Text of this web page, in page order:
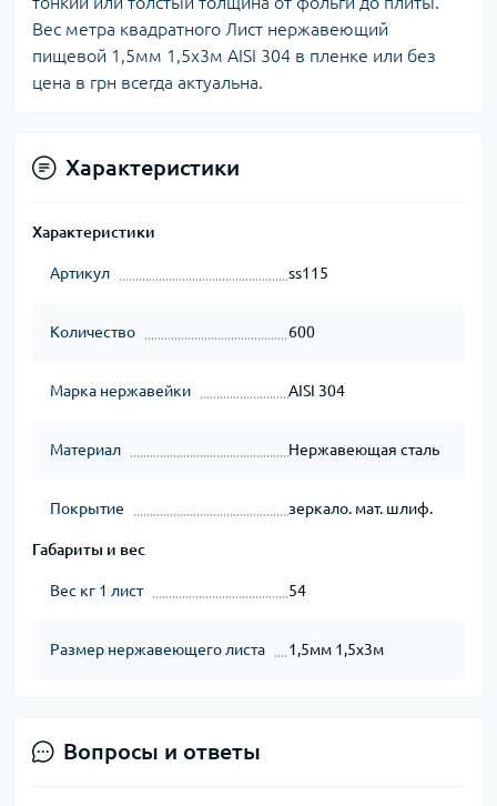
Вес метра квадратного Лист нержавеющий
пищевой 1,5мм 1,5х3м AISI 304 в пленке или без
цена в грн всегда актуальна.
Характеристики
Характеристики
Артикул ss115
Количество 600
Марка нержавейки AISI 304
Материал Нержавеющая сталь
Покрытие зеркало. мат. шлиф.
Габариты и вес
Вес кг 1 лист 54
Размер нержавеющего листа 1,5мм 1,5х3м
Вопросы и ответы